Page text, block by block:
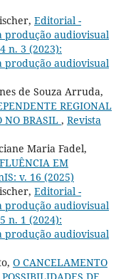
Editorial -
produção audiovisual
n. 3 (2023):
produção audiovisual
de Souza Arruda,
REGIONAL
NO BRASIL , Revista
Maria Fadel,
EM
v. 16 (2025)
Editorial -
produção audiovisual
n. 1 (2024):
produção audiovisual
O CANCELAMENTO